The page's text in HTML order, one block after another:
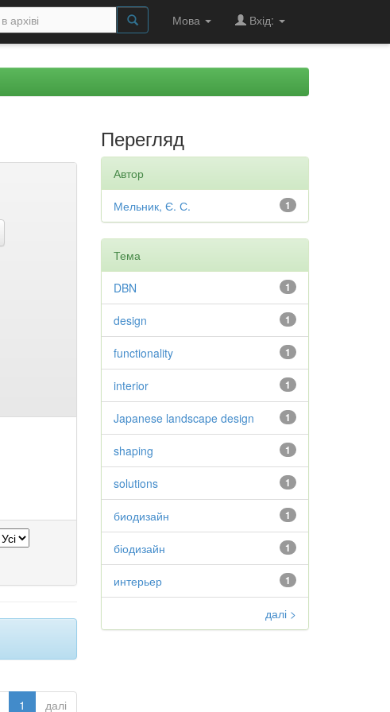
Мова Вхід:
1 далі
Перегляд
Автор
1
Мельник, Є. С.
Тема
1
DBN
1
design
1
functionality
1
interior
1
Japanese landscape design
1
shaping
1
solutions
1
биодизайн
1
біодизайн
1
интерьер
далі >